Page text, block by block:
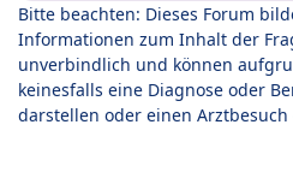
Bitte beachten: Dieses Forum
Informationen zum Inhalt der
unverbindlich und können
keinesfalls eine Diagnose oder
darstellen oder einen Arztbesuch